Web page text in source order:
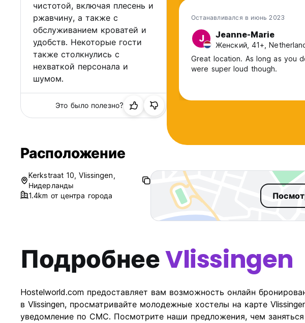
чистотой, включая плесень и
ржавчину, а также с
обслуживанием кроватей и
удобств. Некоторые гости
также столкнулись с
нехваткой персонала и
шумом.
Это было полезно?
Останавливался в июнь 2023
J Jeanne-Marie
Женский, 41+,
Great location. As long as you
were super loud though.
Расположение
Kerkstraat 10, Vlissingen,
Нидерланды
1.4km от центра города
ПодробнееVlissingen
Hostelworld.com предоставляет вам возможность онлайн
в Vlissingen, просматривайте молодежные хостелы на карте
уведомление по СМС. Посмотрите наши предложения, чем